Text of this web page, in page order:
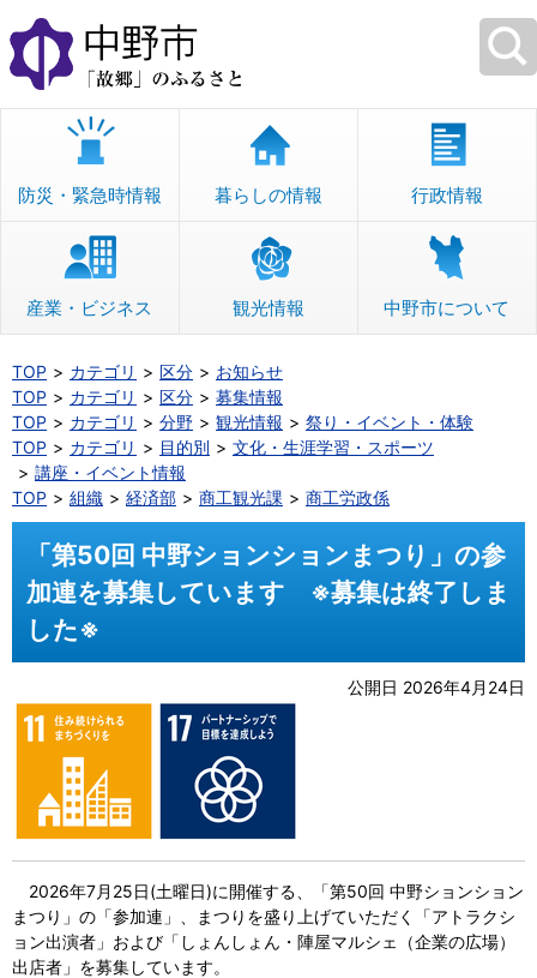
本
文
へ
移
防災・緊急時情報 暮らしの情報 行政情報
産業・ビジネス 観光情報 中野市について
TOP カテゴリ 区分
お知らせ
TOP
カテゴリ 区分
募集情報
TOP
カテゴリ 分野 観光情報
祭り・イベント・体験
TOP
カテゴリ 目的別
文化・生涯学習・スポーツ
講座・イベント情報
TOP
組織 経済部 商工観光課 商工労政係
「第50回 中野ションションまつり」の参
加連を募集しています ※募集は終了しま
した※
公開日 2026年4月24日
2026年7月25日(土曜日)に開催する、「第50回 中野ションション
まつり」の「参加連」、まつりを盛り上げていただく「アトラクシ
ョン出演者」および「しょんしょん・陣屋マルシェ（企業の広場）
出店者」を募集しています。